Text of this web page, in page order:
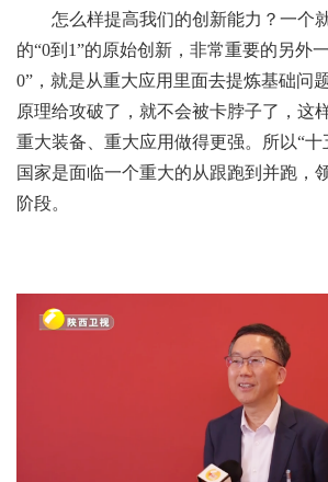
怎么样提高我们的创新能力？一个
的“0到1”的原始创新，非常重要的另外
0”，就是从重大应用里面去提炼基础问
原理给攻破了，就不会被卡脖子了，这
重大装备、重大应用做得更强。所以“十
国家是面临一个重大的从跟跑到并跑，
阶段。